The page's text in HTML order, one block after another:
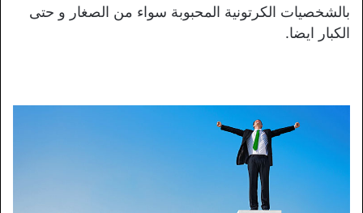
بالشخصيات الكرتونية المحبوبة سواء من الصغار و حتى
الكبار ايضا.